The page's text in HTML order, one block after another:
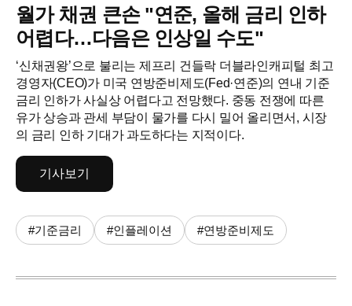
월가 채권 큰손 "연준, 올해 금리 인하
어렵다…다음은 인상일 수도"
‘신채권왕’으로 불리는 제프리 건들락 더블라인캐피털 최고
경영자(CEO)가 미국 연방준비제도(Fed·연준)의 연내 기준
금리 인하가 사실상 어렵다고 전망했다. 중동 전쟁에 따른
유가 상승과 관세 부담이 물가를 다시 밀어 올리면서, 시장
의 금리 인하 기대가 과도하다는 지적이다.
기사보기
#기준금리 #인플레이션 #연방준비제도